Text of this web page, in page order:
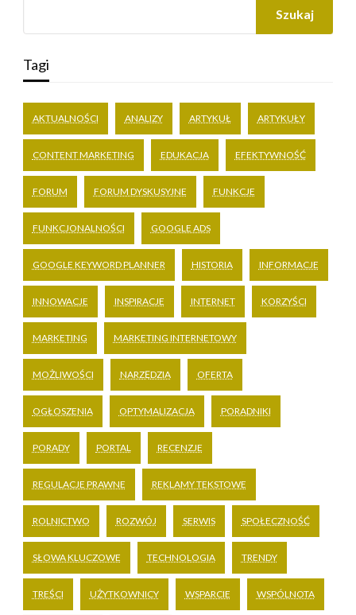
Szukaj
Tagi
AKTUALNOŚCI ANALIZY ARTYKUŁ ARTYKUŁY
CONTENT MARKETING EDUKACJA EFEKTYWNOŚĆ
FORUM FORUM DYSKUSYJNE FUNKCJE
FUNKCJONALNOŚCI GOOGLE ADS
GOOGLE KEYWORD PLANNER HISTORIA INFORMACJE
INNOWACJE INSPIRACJE INTERNET KORZYŚCI
MARKETING MARKETING INTERNETOWY
MOŻLIWOŚCI NARZĘDZIA OFERTA
OGŁOSZENIA OPTYMALIZACJA PORADNIKI
PORADY PORTAL RECENZJE
REGULACJE PRAWNE REKLAMY TEKSTOWE
ROLNICTWO ROZWÓJ SERWIS SPOŁECZNOŚĆ
SŁOWA KLUCZOWE TECHNOLOGIA TRENDY
TREŚCI UŻYTKOWNICY WSPARCIE WSPÓLNOTA